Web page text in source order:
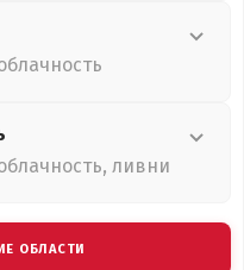
ливни
ОБЛАСТИ